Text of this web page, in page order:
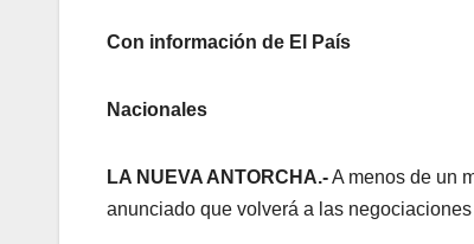
Con información de El País
Nacionales
LA NUEVA ANTORCHA.-A menos de un
anunciado que volverá a las